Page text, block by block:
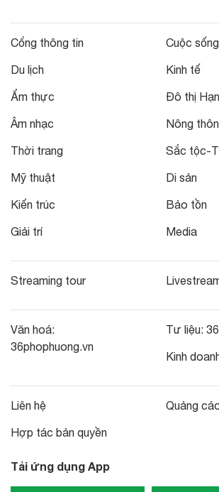
Cổng thông tin
Du lịch
Ẩm thực
Âm nhạc
Thời trang
Mỹ thuật
Kiến trúc
Giải trí
Cuộc sống
Kinh tế
Đô thị
Nông
Sắc tộc-
Di sản
Bảo tồn
Media
Streaming tour
Văn hoá:
36phophuong.vn
Tư liệu:
Kinh
Liên hệ
Hợp tác bản quyền
Quảng
Tải ứng dụng App